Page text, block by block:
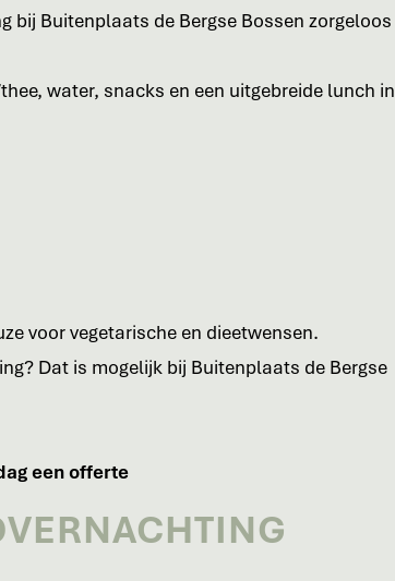
bij Buitenplaats de Bergse Bossen zorgeloos
water, snacks en een uitgebreide lunch in
voor vegetarische en dieetwensen.
Dat is mogelijk bij Buitenplaats de Bergse
een offerte